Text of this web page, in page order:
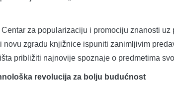
za popularizaciju i promociju znanosti uz
novu zgradu knjižnice ispuniti zanimljivim
približiti najnovije spoznaje o predmetima
revolucija za bolju budućnost